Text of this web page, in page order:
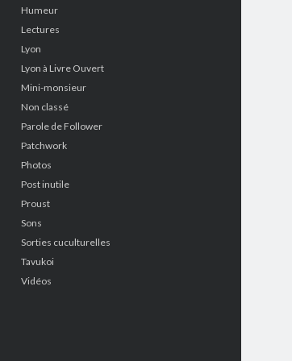
Humeur
Lectures
Lyon
Lyon à Livre Ouvert
Mini-monsieur
Non classé
Parole de Follower
Patchwork
Photos
Post inutile
Proust
Sons
Sorties cuculturelles
Tavukoi
Vidéos